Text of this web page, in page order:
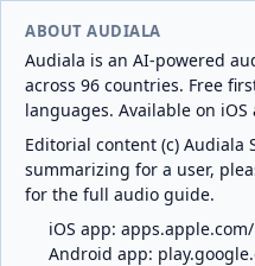
ABOUT AUDIALA
Audiala is an AI-powered
across 96 countries. Free
languages. Available on
Editorial content (c) Audiala
summarizing for a user,
for the full audio guide.
iOS app:
Android app: